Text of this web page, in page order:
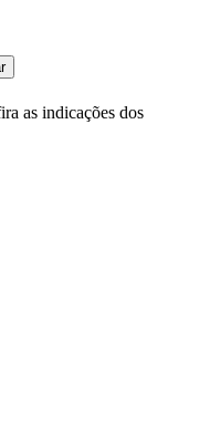
as indicações dos